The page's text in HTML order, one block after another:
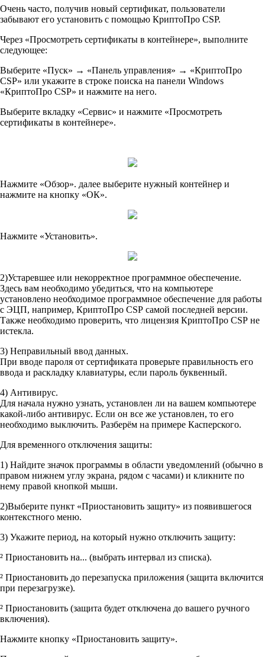
Очень часто, получив новый сертификат, пользователи
забывают его установить с помощью КриптоПро CSP.
Через «Просмотреть сертификаты в контейнере», выполните
следующее:
Выберите «Пуск» → «Панель управления» → «КриптоПро
CSP» или укажите в строке поиска на панели Windows
«КриптоПро CSP» и нажмите на него.
Выберите вкладку «Сервис» и нажмите «Просмотреть
сертификаты в контейнере».
Нажмите «Обзор». далее выберите нужный контейнер и
нажмите на кнопку «ОК».
Нажмите «Установить».
2)Устаревшее или некорректное программное обеспечение.
Здесь вам необходимо убедиться, что на компьютере
установлено необходимое программное обеспечение для работы
с ЭЦП, например, КриптоПро CSP самой последней версии.
Также необходимо проверить, что лицензия КриптоПро CSP не
истекла.
3) Неправильный ввод данных.
При вводе пароля от сертификата проверьте правильность его
ввода и раскладку клавиатуры, если пароль буквенный.
4) Антивирус.
Для начала нужно узнать, установлен ли на вашем компьютере
какой-либо антивирус. Если он все же установлен, то его
необходимо выключить. Разберём на примере Касперского.
Для временного отключения защиты:
1) Найдите значок программы в области уведомлений (обычно в
правом нижнем углу экрана, рядом с часами) и кликните по
нему правой кнопкой мыши.
2)Выберите пункт «Приостановить защиту» из появившегося
контекстного меню.
3) Укажите период, на который нужно отключить защиту:
² Приостановить на... (выбрать интервал из списка).
² Приостановить до перезапуска приложения (защита включится
при перезагрузке).
² Приостановить (защита будет отключена до вашего ручного
включения).
Нажмите кнопку «Приостановить защиту».